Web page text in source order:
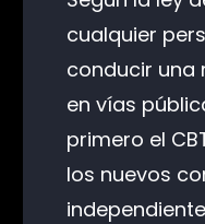
cualquier
conducir
en vías
primero el
los nuevos